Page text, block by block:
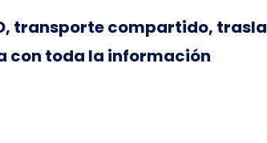
transporte compartido,
con toda la información